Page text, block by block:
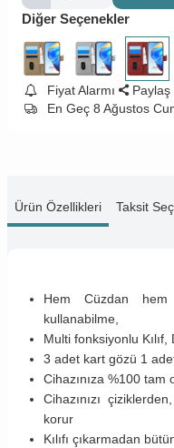
Diğer Seçenekler
Fiyat Alarmı
Paylaş
En Geç 8 Ağustos
Ürün Özellikleri Taksit
Hem Cüzdan hem
kullanabilme,
Multi fonksiyonlu Kılıf,
3 adet kart gözü 1
Cihazınıza %100 tam
Cihazınızı
korur
Kılıfı çıkarmadan